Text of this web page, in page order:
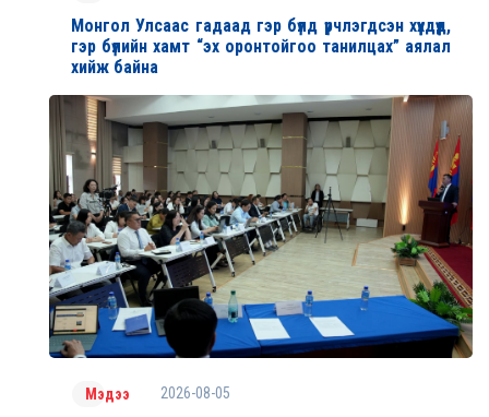
Монгол Улсаас гадаад гэр бүлд үрчлэгдсэн хүүхдүүд,
гэр бүлийн хамт “эх оронтойгоо танилцах” аялал
хийж байна
Мэдээ 2026-08-05